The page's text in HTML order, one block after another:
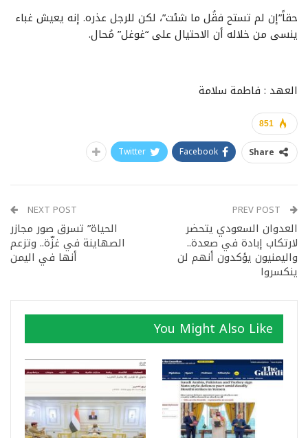
حقاً”إن لم تستح فقُل ما شئت”، لكن للرجل عذره. إنه يعيش غباء
ينسى من خلاله أن الاحتيال على “غوغل” مُحال.
العهد : فاطمة سلامة
851
Share
Facebook
Twitter
العدوان السعودي يتحضر
لارتكاب إبادة في صعدة..
واليمنيون يؤكدون أنهم لن
ينكسروا
NEXT POST
الحياة” تسرق صور مجازر
الصهاينة في غزّة.. وتزعم
أنها في اليمن
You Might Also Like